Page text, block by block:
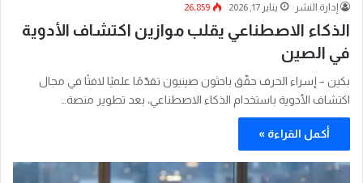
إدارة النشر يناير 17, 2026 26٬859
الذكاء الاصطناعي يقلب موازين اكتشاف الأدوية
في الصين
بكين – إسراء الحرف حقّق باحثون صينيون تقدّمًا علميًا لافتًا في مجال
اكتشاف الأدوية باستخدام الذكاء الاصطناعي، بعد تطوير منصة…
أكمل القراءة »